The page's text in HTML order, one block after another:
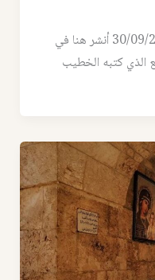
راهب الخضر د.جوزيف زيتون 30/09/2018 أنشر هنا في
الذي كتبه الخطيب